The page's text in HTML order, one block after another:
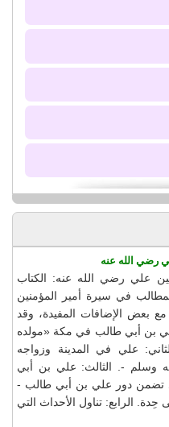
رضي الله عنه
علي رضي الله عنه: الكتاب
في سيرة أمير المؤمنين
بعض الإضافات المفيدة، وقد
بن أبي طالب في مكة «مولده
علي في المدينة وزواجه
وسلم -. الثالث: علي بن أبي
تضمن دور علي بن أبي طالب -
الرابع: تناول الأحداث التي